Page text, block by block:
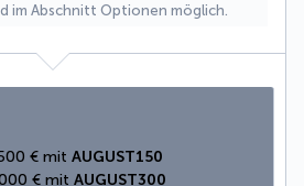
im Abschnitt Optionen möglich.
€ mit AUGUST150
€ mit AUGUST300